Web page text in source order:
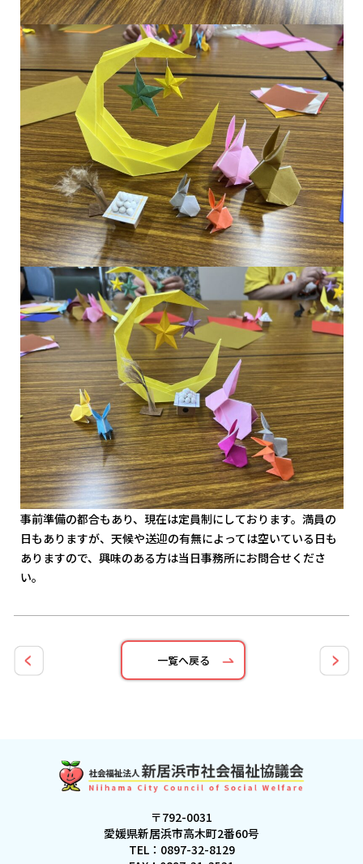
事前準備の都合もあり、現在は定員制にしております。満員の
日もありますが、天候や送迎の有無によっては空いている日も
ありますので、興味のある方は当日事務所にお問合せくださ
い。
一覧へ戻る
〒792-0031
愛媛県新居浜市高木町2番60号
TEL： 0897-32-8129